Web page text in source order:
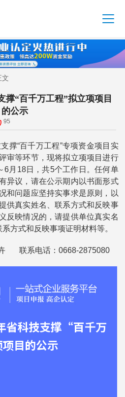
文
撑“百千万工程”拟立项项目
的公示
95
“百千万工程”专项资金项目实
审等环节，现将拟立项项目进行
6月18日，共5个工作日。任何单
异议，请在公示期内以书面形式
和问题应坚持实事求是原则，以
供真实姓名、联系方式和反映事
反映情况的，请提供单位真实名
方式和反映事项证明材料等。
联系电话：0668-2875080